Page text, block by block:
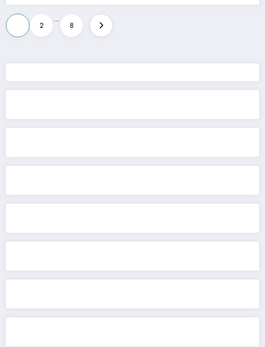
Paginación
de
entradas
2
…
8